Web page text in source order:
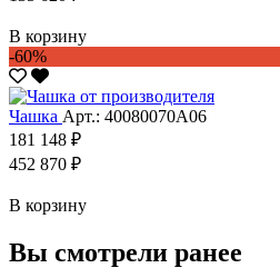
В корзину
-60%
Чашка Арт.: 40080070А06
181 148 ₽
452 870 ₽
В корзину
Вы смотрели ранее